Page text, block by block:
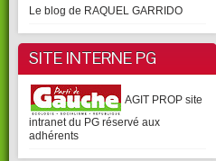
Le blog de RAQUEL GARRIDO
SITE INTERNE PG
AGIT PROP site
intranet du PG réservé aux
adhérents